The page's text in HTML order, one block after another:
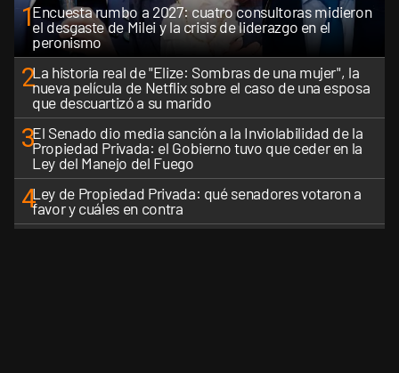
1Encuesta rumbo a 2027: cuatro consultoras midieron
el desgaste de Milei y la crisis de liderazgo en el
peronismo
2La historia real de "Elize: Sombras de una mujer", la
nueva película de Netflix sobre el caso de una esposa
que descuartizó a su marido
3El Senado dio media sanción a la Inviolabilidad de la
Propiedad Privada: el Gobierno tuvo que ceder en la
Ley del Manejo del Fuego
4Ley de Propiedad Privada: qué senadores votaron a
favor y cuáles en contra